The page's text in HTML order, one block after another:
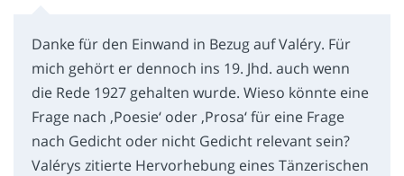
Danke für den Einwand in Bezug auf Valéry. Für
mich gehört er dennoch ins 19. Jhd. auch wenn
die Rede 1927 gehalten wurde. Wieso könnte eine
Frage nach ‚Poesie‘ oder ‚Prosa‘ für eine Frage
nach Gedicht oder nicht Gedicht relevant sein?
Valérys zitierte Hervorhebung eines Tänzerischen